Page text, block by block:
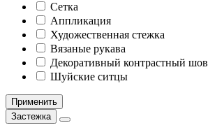
Сетка
Аппликация
Художественная стежка
Вязаные рукава
Декоративный контрастный шов
Шуйские ситцы
Применить
Застежка